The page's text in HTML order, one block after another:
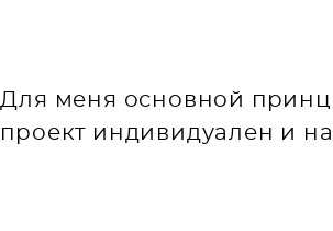
Для меня основной
проект индивидуален и